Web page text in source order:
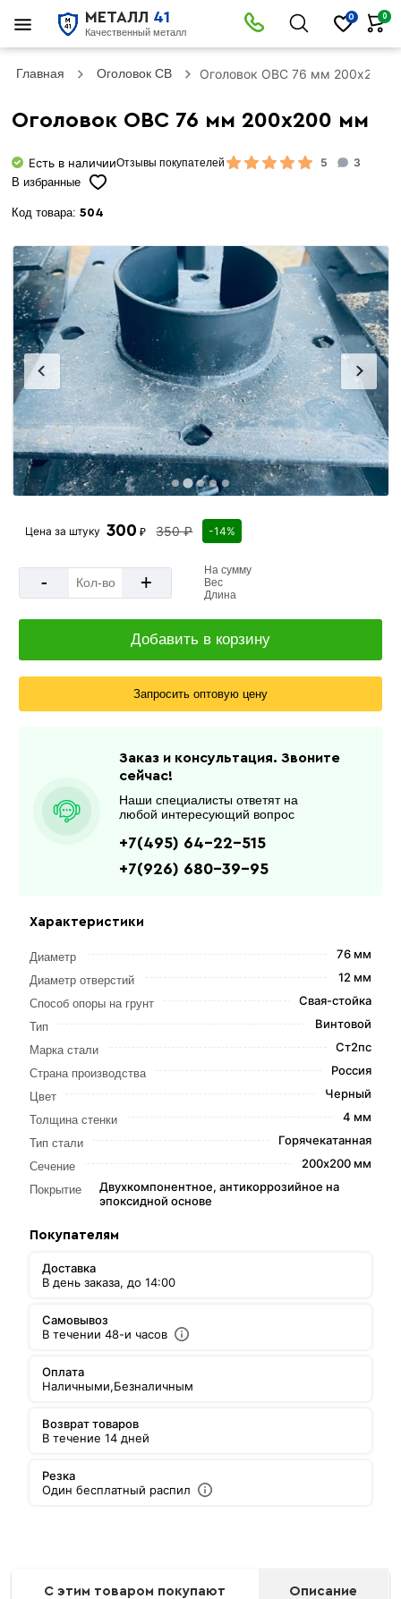
МЕТАЛЛ 41
Качественный металл
0 0
Главная Оголовок СВ Оголовок ОВС 76 мм 200х200
Оголовок ОВС 76 мм 200х200 мм
Есть в наличииОтзывы покупателей 5 3
В избранные
Код товара: 504
Характеристики
Диаметр 76 мм
Диаметр отверстий 12 мм
Способ опоры на грунт Свая-стойка
Тип Винтовой
Марка стали Ст2пс
Страна производства Россия
Цвет Черный
Толщина стенки 4 мм
Тип стали Горячекатанная
Сечение 200х200 мм
Покрытие
Двухкомпонентное, антикоррозийное на
эпоксидной основе
Покупателям
Доставка
В день заказа, до 14:00
Самовывоз
В течении 48-и часов
Оплата
Наличными,Безналичным
Возврат товаров
В течение 14 дней
Резка
Один бесплатный распил
Цена за штуку 300 ₽ 350 ₽ -14%
- +
На сумму
Вес
Длина
Добавить в корзину
Запросить оптовую цену
Заказ и консультация. Звоните
сейчас!
Наши специалисты ответят на
любой интересующий вопрос
+7(495) 64-22-515
+7(926) 680-39-95
С этим товаром покупают Описание